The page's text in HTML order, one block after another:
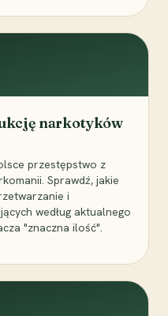
narkotyków
przestępstwo z
Sprawdź, jakie
i
według aktualnego
"znaczna ilość".